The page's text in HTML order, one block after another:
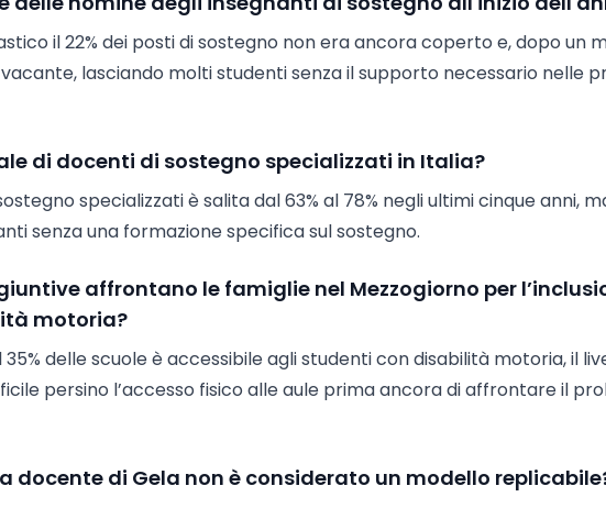
il 22% dei posti di sostegno non era ancora coperto e, dopo un
lasciando molti studenti senza il supporto necessario nelle
di docenti di sostegno specializzati in Italia?
specializzati è salita dal 63% al 78% negli ultimi cinque anni,
senza una formazione specifica sul sostegno.
affrontano le famiglie nel Mezzogiorno per
motoria?
35% delle scuole è accessibile agli studenti con disabilità motoria, il
persino l’accesso fisico alle aule prima ancora di affrontare il
docente di Gela non è considerato un modello